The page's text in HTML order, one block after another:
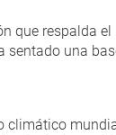
que respalda
una